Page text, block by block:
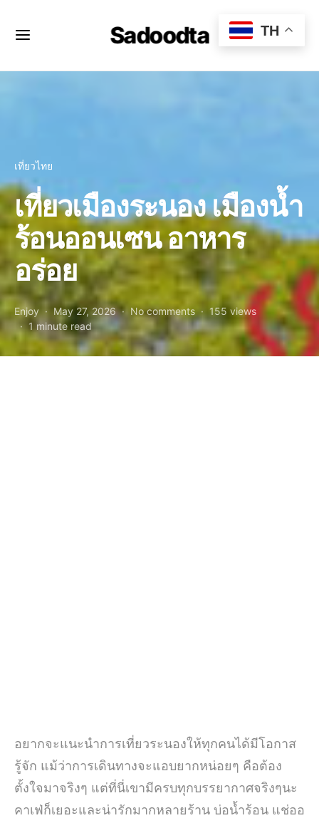
Sadoodta
เที่ยวไทย
เที่ยวเมืองระนอง เมืองน้ำ
ร้อนออนเซน อาหาร
อร่อย
Enjoy May 27, 2026 No comments
155 views
1 minute read
อยากจะแนะนำการเที่ยวระนองให้ทุกคนได้มีโอกาส
รู้จัก แม้ว่าการเดินทางจะแอบยากหน่อยๆ คือต้อง
ตั้งใจมาจริงๆ แต่ที่นี่เขามีครบทุกบรรยากาศจริงๆนะ
คาเฟ่ก็เยอะและน่ารักมากหลายร้าน บ่อน้ำร้อน แช่ออ
TH